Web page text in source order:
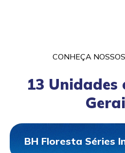
CONHEÇA
13 Unidades
BH Floresta Séries